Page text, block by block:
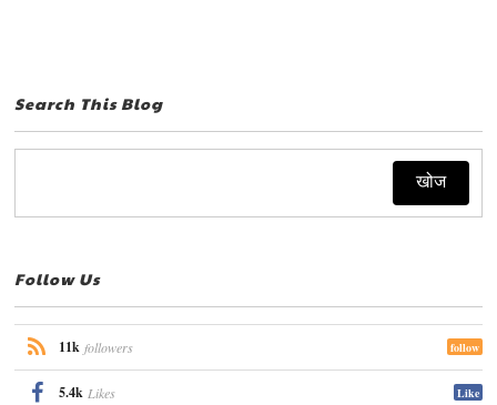
Search This Blog
Follow Us
11k followers follow
5.4k Likes Like